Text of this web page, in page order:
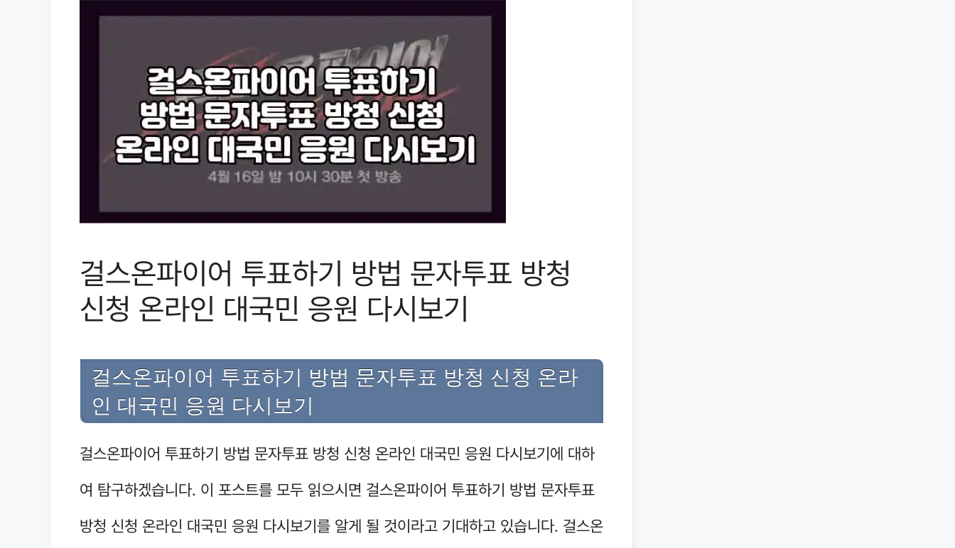
걸스온파이어 투표하기 방법 문자투표 방청
신청 온라인 대국민 응원 다시보기
걸스온파이어 투표하기 방법 문자투표 방청 신청 온라
인 대국민 응원 다시보기
걸스온파이어 투표하기 방법 문자투표 방청 신청 온라인 대국민 응원 다시보기에 대하
여 탐구하겠습니다. 이 포스트를 모두 읽으시면 걸스온파이어 투표하기 방법 문자투표
방청 신청 온라인 대국민 응원 다시보기를 알게 될 것이라고 기대하고 있습니다. 걸스온